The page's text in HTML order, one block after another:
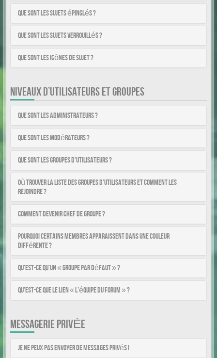
Que sont les sujets épinglés ?
Que sont les sujets verrouillés ?
Que sont les icônes de sujet ?
NIVEAUX D’UTILISATEURS ET GROUPES
Que sont les administrateurs ?
Que sont les modérateurs ?
Que sont les groupes d’utilisateurs ?
Où trouver la liste des groupes d’utilisateurs et comment les
rejoindre ?
Comment devenir chef de groupe ?
Pourquoi certains membres apparaissent dans une couleur
différente ?
Qu’est-ce qu’un « Groupe par défaut » ?
Qu’est-ce que le lien « L’équipe du forum » ?
MESSAGERIE PRIVÉE
Je ne peux pas envoyer de messages privés !